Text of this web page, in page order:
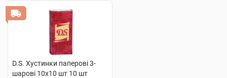
D.S. Хустинки паперові 3-
шарові 10х10 шт 10 шт